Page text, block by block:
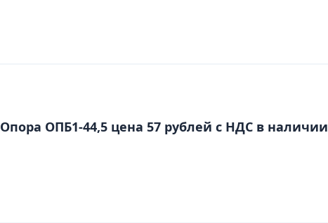
Опора ОПБ1-44,5 цена 57 рублей с НДС в наличии